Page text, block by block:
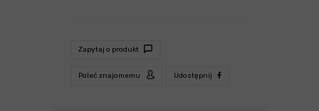
Zapytaj o produkt
Poleć znajomemu Udostępnij